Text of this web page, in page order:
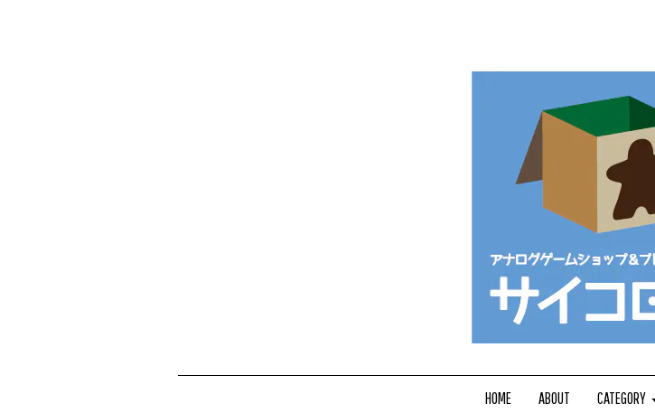
HOME ABOUT CATEGORY